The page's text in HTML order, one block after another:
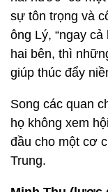
sự tôn trọng và
ông Lý, “ngay
hai bên, thì
giúp thúc đẩy
Song các quan
họ không xem
đầu cho một cơ
Trung.